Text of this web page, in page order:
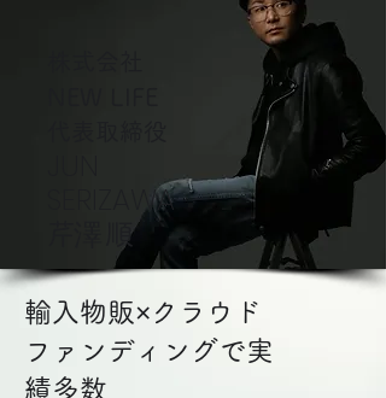
SERIZAWA
​芹澤 順
輸入物販×クラウド
ファンディングで実
績多数